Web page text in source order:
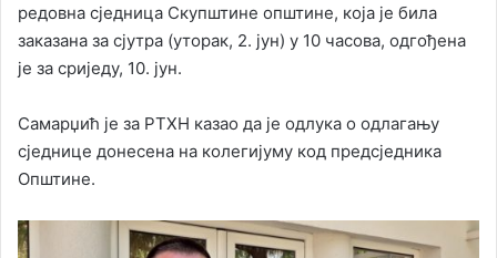
редовна сједница Скупштине општине, која је била
заказана за сјутра (уторак, 2. јун) у 10 часова, одгођена
је за сриједу, 10. јун.
Самарџић је за РТХН казао да је одлука о одлагању
сједнице донесена на колегијуму код предсједника
Општине.